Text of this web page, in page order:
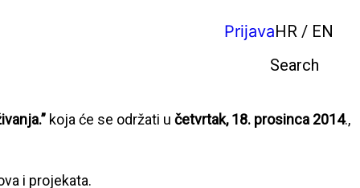
PrijavaHR / EN
koja će se održati u četvrtak, 18. prosinca 2014.,
i projekata.